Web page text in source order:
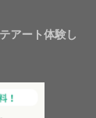
アート体験し